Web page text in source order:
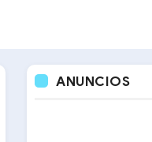
ANUNCIOS